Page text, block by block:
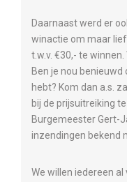
Daarnaast werd er
winactie om maar
t.w.v. €30,- te
Ben je nou benieuwd
hebt? Kom dan a.s.
bij de prijsuitreiking
Burgemeester Gert-
inzendingen bekend
We willen iedereen